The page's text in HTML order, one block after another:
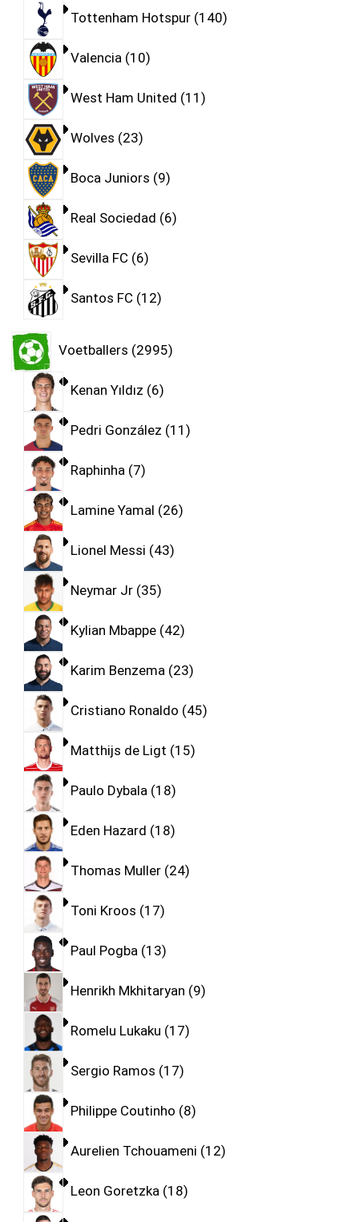
Tottenham Hotspur 140
Valencia 10
West Ham United 11
Wolves 23
Boca Juniors 9
Real Sociedad 6
Sevilla FC 6
Santos FC 12
Voetballers 2995
Kenan Yıldız 6
Pedri González 11
Raphinha 7
Lamine Yamal 26
Lionel Messi 43
Neymar Jr 35
Kylian Mbappe 42
Karim Benzema 23
Cristiano Ronaldo 45
Matthijs de Ligt 15
Paulo Dybala 18
Eden Hazard 18
Thomas Muller 24
Toni Kroos 17
Paul Pogba 13
Henrikh Mkhitaryan 9
Romelu Lukaku 17
Sergio Ramos 17
Philippe Coutinho 8
Aurelien Tchouameni 12
Leon Goretzka 18